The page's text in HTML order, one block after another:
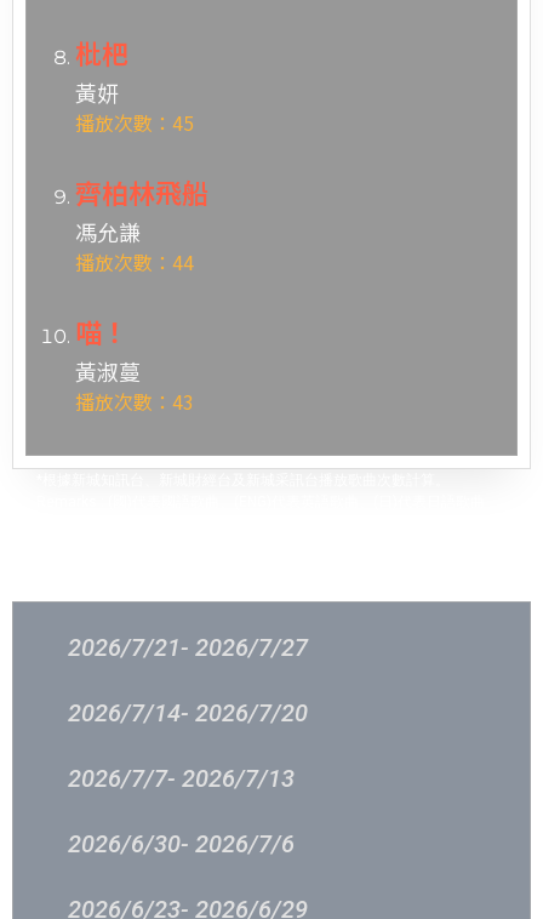
枇杷
黃妍
播放次數：45
齊柏林飛船
馮允謙
播放次數：44
喵！
黃淑蔓
播放次數：43
2026/7/21- 2026/7/27
2026/7/14- 2026/7/20
2026/7/7- 2026/7/13
2026/6/30- 2026/7/6
2026/6/23- 2026/6/29